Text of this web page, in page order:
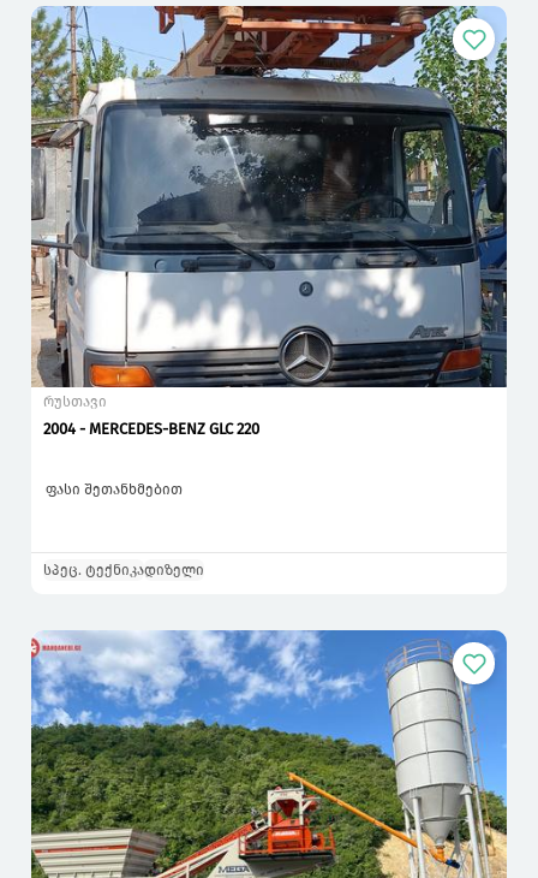
რუსთავი
2004 - MERCEDES-BENZ GLC 220
ფასი შეთანხმებით
სპეც. ტექნიკადიზელი